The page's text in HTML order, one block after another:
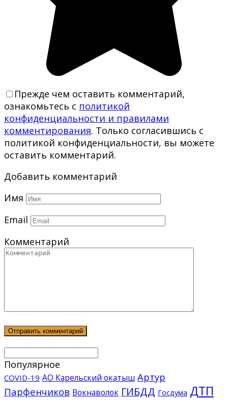
Прежде чем оставить комментарий,
ознакомьтесь с политикой
конфиденциальности и правилами
комментирования. Только согласившись с
политикой конфиденциальности, вы можете
оставить комментарий.
Добавить комментарий
Имя
Email
Комментарий
Популярное
COVID-19 АО Карельский окатыш Артур
Парфенчиков Вокнаволок ГИБДД Госдума ДТП